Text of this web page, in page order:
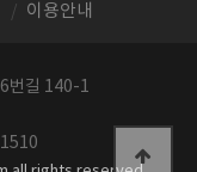
이용안내
번길 140-1